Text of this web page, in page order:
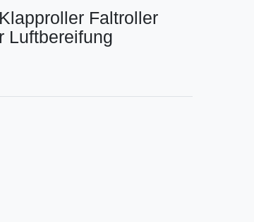
Faltroller
Luftbereifung